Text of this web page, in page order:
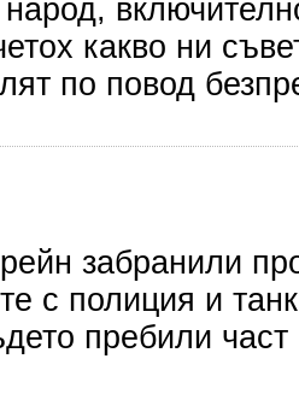
народ,
какво ни
по повод
забранили
с полиция и
пребили